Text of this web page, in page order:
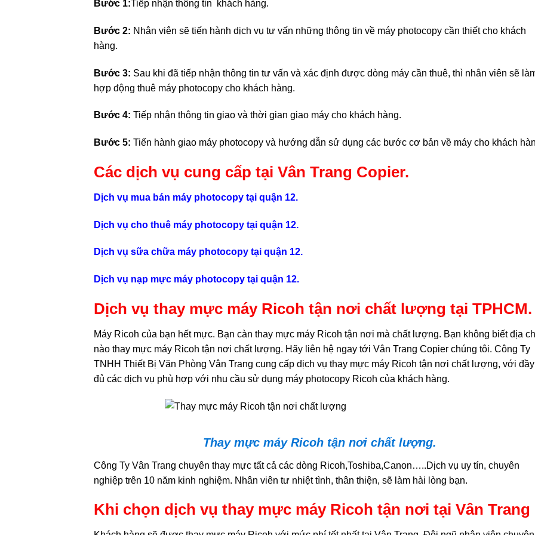
Bước 1:Tiếp nhận thông tin khách hàng.
Bước 2: Nhân viên sẽ tiến hành dịch vụ tư vấn những thông tin về máy photocopy cần thiết cho khách
hàng.
Bước 3: Sau khi đã tiếp nhận thông tin tư vấn và xác định được dòng máy cần thuê, thì nhân viên sẽ
hợp động thuê máy photocopy cho khách hàng.
Bước 4: Tiếp nhận thông tin giao và thời gian giao máy cho khách hàng.
Bước 5: Tiến hành giao máy photocopy và hướng dẫn sử dụng các bước cơ bản về máy cho khách
Các dịch vụ cung cấp tại Vân Trang Copier.
Dịch vụ mua bán máy photocopy tại quận 12.
Dịch vụ cho thuê máy photocopy tại quận 12.
Dịch vụ sữa chữa máy photocopy tại quận 12.
Dịch vụ nạp mực máy photocopy tại quận 12.
Dịch vụ thay mực máy Ricoh tận nơi chất lượng tại TPHCM.
Máy Ricoh của bạn hết mực. Bạn càn thay mực máy Ricoh tận nơi mà chất lượng. Bạn không biết địa
nào thay mực máy Ricoh tận nơi chất lượng. Hãy liên hệ ngay tới Vân Trang Copier chúng tôi. Công Ty
TNHH Thiết Bị Văn Phòng Vân Trang cung cấp dịch vụ thay mực máy Ricoh tận nơi chất lượng, với đầy
đủ các dịch vụ phù hợp với nhu cầu sử dụng máy photocopy Ricoh của khách hàng.
Thay mực máy Ricoh tận nơi chất lượng.
Công Ty Vân Trang chuyên thay mực tất cả các dòng Ricoh,Toshiba,Canon…..Dịch vụ uy tín, chuyên
nghiệp trên 10 năm kinh nghiệm. Nhân viên tư nhiệt tình, thân thiện, sẽ làm hài lòng bạn.
Khi chọn dịch vụ thay mực máy Ricoh tận nơi tại Vân Trang